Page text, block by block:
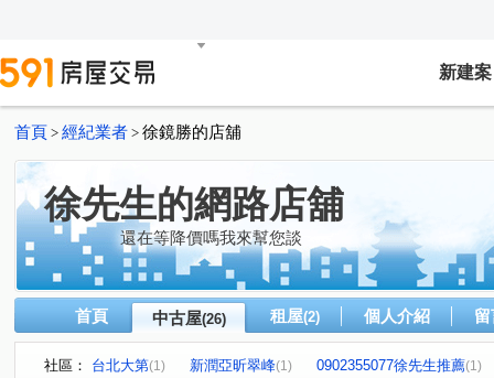
新建案
首頁 > 經紀業者 > 徐鏡勝的店舖
徐先生的網路店舖
還在等降價嗎我來幫您談
首頁 中古屋(26) 租屋(2) 個人介紹
社區： 台北大第(1) 新潤亞昕翠峰(1) 0902355077徐先生推薦(1)